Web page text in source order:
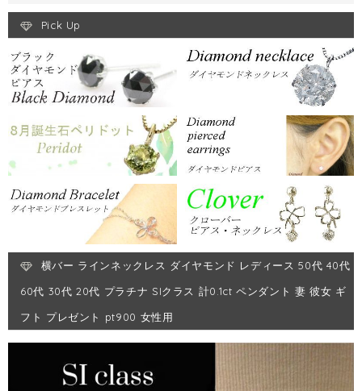
Pick Up
横バー ラインネックレス ダイヤモンド レディース 50代 40代
60代 30代 20代 プラチナ SIクラス 計0.1ct ペンダント 妻 彼女 ギ
フト プレゼント pt900 女性用